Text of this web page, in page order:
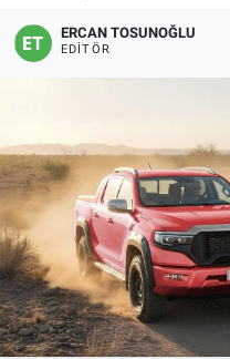
ERCAN TOSUNOĞLU
EDITÖR